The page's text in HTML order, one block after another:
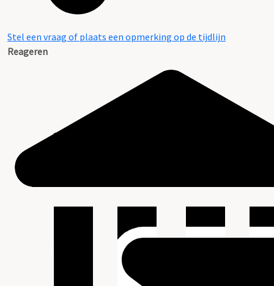
Stel een vraag of plaats een opmerking op de tijdlijn
Reageren